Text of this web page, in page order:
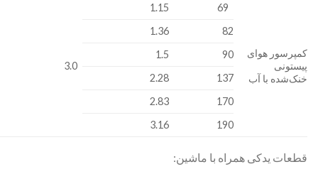
کمپرسور هوای
پیستونی
خنک‌شده با آب
69
1.15
3.0
82
1.36
90
1.5
137
2.28
170
2.83
190
3.16
قطعات یدکی همراه با ماشین: